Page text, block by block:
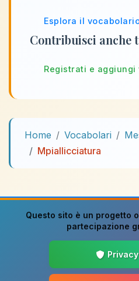
Esplora il
Contribuisci anche
Registrati e aggiungi
Home Vocabolari
Mpiallicciatura
Questo sito è un progetto
partecipazione